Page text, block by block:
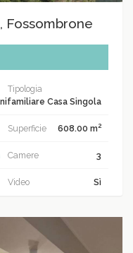
Fossombrone
Tipologia
Casa Singola
Superficie 608.00 m2
Camere 3
Video Sì